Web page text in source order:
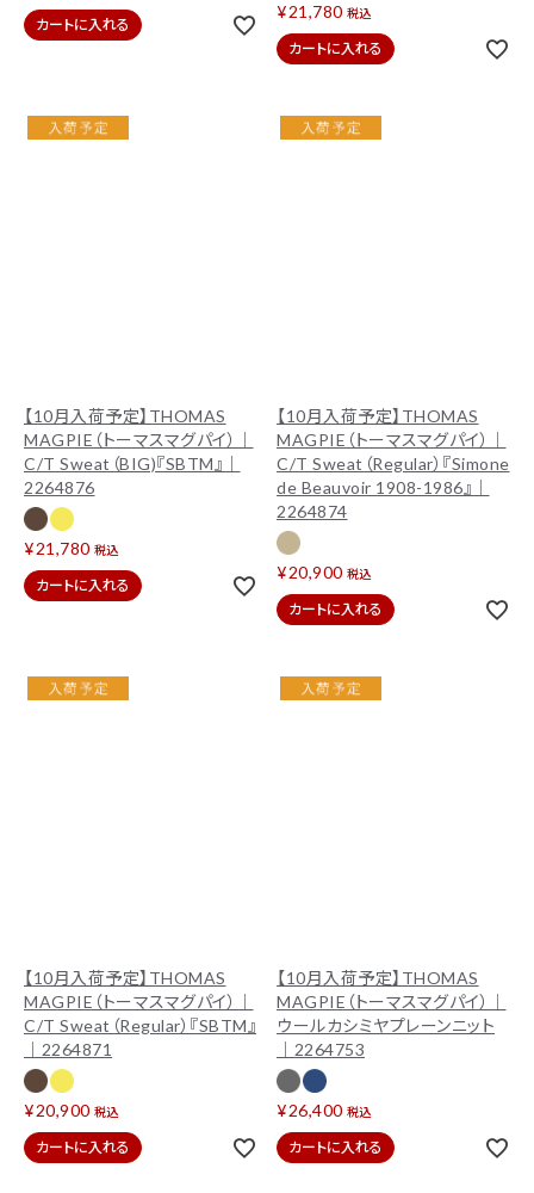
カートに入れる
¥21,780 税込
カートに入れる
【10月入荷予定】THOMAS
MAGPIE（トーマスマグパイ）｜
C/T Sweat（BIG)『SBTM』｜
2264876
¥21,780 税込
カートに入れる
【10月入荷予定】THOMAS
MAGPIE（トーマスマグパイ）｜
C/T Sweat（Regular）『Simone
de Beauvoir 1908-1986』｜
2264874
¥20,900 税込
カートに入れる
【10月入荷予定】THOMAS
MAGPIE（トーマスマグパイ）｜
C/T Sweat（Regular）『SBTM』
｜2264871
¥20,900 税込
カートに入れる
【10月入荷予定】THOMAS
MAGPIE（トーマスマグパイ）｜
ウールカシミヤプレーンニット
｜2264753
¥26,400 税込
カートに入れる